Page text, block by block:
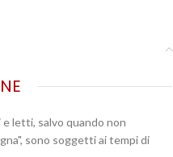
letti, salvo quando non
sono soggetti ai tempi di